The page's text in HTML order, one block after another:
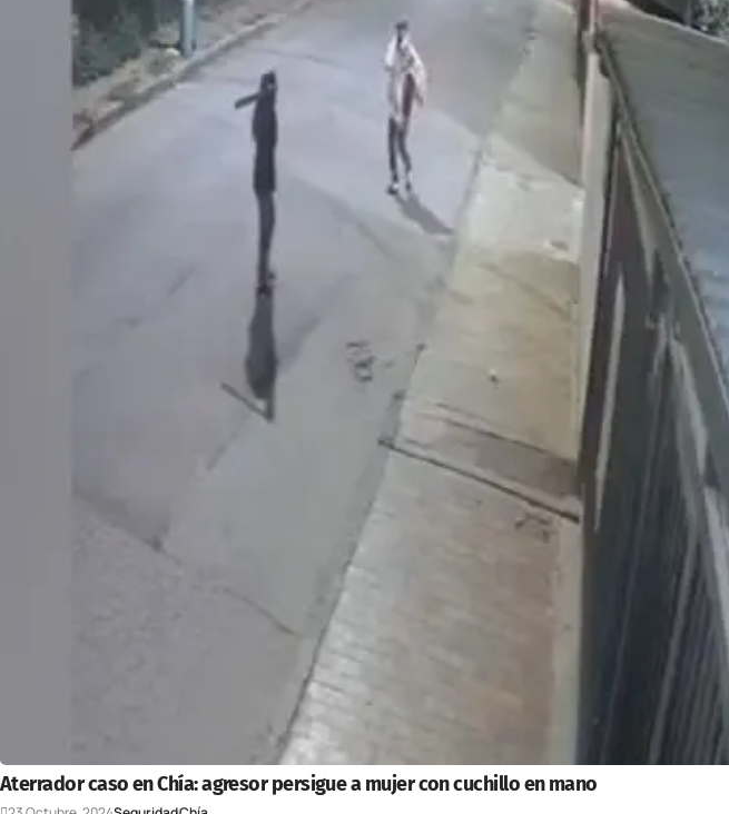
Aterrador caso en Chía: agresor persigue a mujer con cuchillo en mano